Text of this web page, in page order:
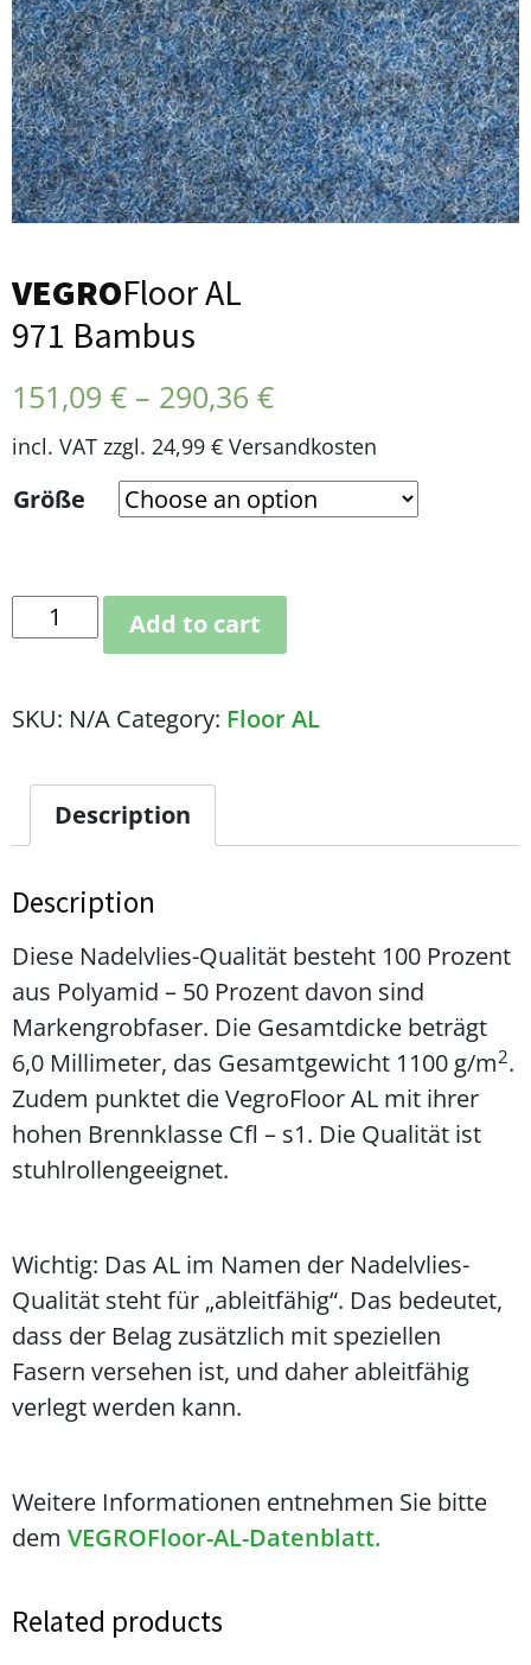
VEGROFloor AL
971 Bambus
151,09 € – 290,36 €
incl. VAT zzgl. 24,99 € Versandkosten
Größe
Add to cart
SKU: N/A Category: Floor AL
Description
Description
Diese Nadelvlies-Qualität besteht 100 Prozent
aus Polyamid – 50 Prozent davon sind
Markengrobfaser. Die Gesamtdicke beträgt
6,0 Millimeter, das Gesamtgewicht 1100 g/m2.
Zudem punktet die VegroFloor AL mit ihrer
hohen Brennklasse Cfl – s1. Die Qualität ist
stuhlrollengeeignet.
Wichtig: Das AL im Namen der Nadelvlies-
Qualität steht für „ableitfähig“. Das bedeutet,
dass der Belag zusätzlich mit speziellen
Fasern versehen ist, und daher ableitfähig
verlegt werden kann.
Weitere Informationen entnehmen Sie bitte
dem VEGROFloor-AL-Datenblatt.
Related products